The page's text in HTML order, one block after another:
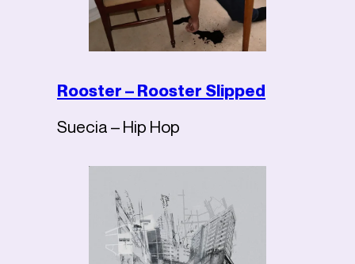
Rooster – Rooster Slipped
Suecia – Hip Hop